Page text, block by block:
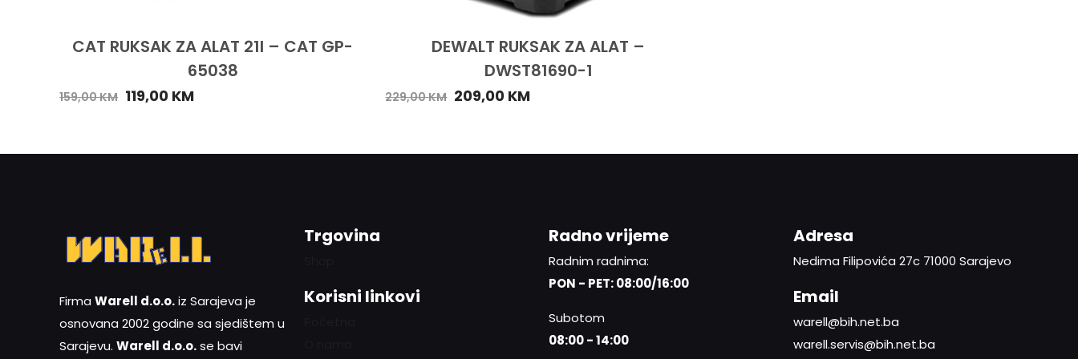
CAT RUKSAK ZA ALAT 21l – CAT GP-
65038
159,00KM 119,00 KM
DEWALT RUKSAK ZA ALAT –
DWST81690-1
229,00KM 209,00 KM
Firma Warell d.o.o.iz Sarajeva je
osnovana 2002 godine sa sjedištem u
Sarajevu. Warell d.o.o.se bavi
Trgovina
Korisni linkovi
Radno vrijeme
Radnim radnima:
PON - PET: 08:00/16:00
Subotom
08:00 - 14:00
Adresa
Nedima Filipovića 27c 71000 Sarajevo
Email
warell@bih.net.ba
warell.servis@bih.net.ba